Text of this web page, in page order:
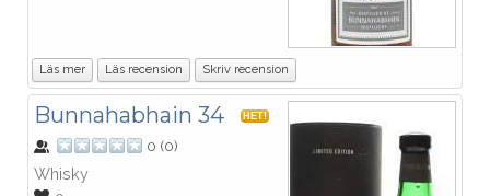
Läs mer Läs recension Skriv recension
Bunnahabhain 34 HET!
0 (0)
Whisky